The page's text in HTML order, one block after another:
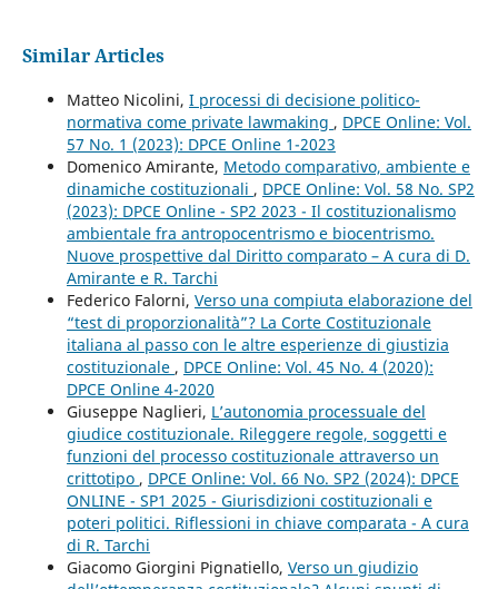
Similar Articles
Matteo Nicolini, I processi di decisione politico-
normativa come private lawmaking , DPCE Online: Vol.
57 No. 1 (2023): DPCE Online 1-2023
Domenico Amirante, Metodo comparativo, ambiente e
dinamiche costituzionali , DPCE Online: Vol. 58 No. SP2
(2023): DPCE Online - SP2 2023 - Il costituzionalismo
ambientale fra antropocentrismo e biocentrismo.
Nuove prospettive dal Diritto comparato – A cura di D.
Amirante e R. Tarchi
Federico Falorni, Verso una compiuta elaborazione del
“test di proporzionalità”? La Corte Costituzionale
italiana al passo con le altre esperienze di giustizia
costituzionale , DPCE Online: Vol. 45 No. 4 (2020):
DPCE Online 4-2020
Giuseppe Naglieri, L’autonomia processuale del
giudice costituzionale. Rileggere regole, soggetti e
funzioni del processo costituzionale attraverso un
crittotipo , DPCE Online: Vol. 66 No. SP2 (2024): DPCE
ONLINE - SP1 2025 - Giurisdizioni costituzionali e
poteri politici. Riflessioni in chiave comparata - A cura
di R. Tarchi
Giacomo Giorgini Pignatiello, Verso un giudizio